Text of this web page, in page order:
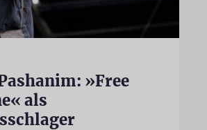
»Free
als